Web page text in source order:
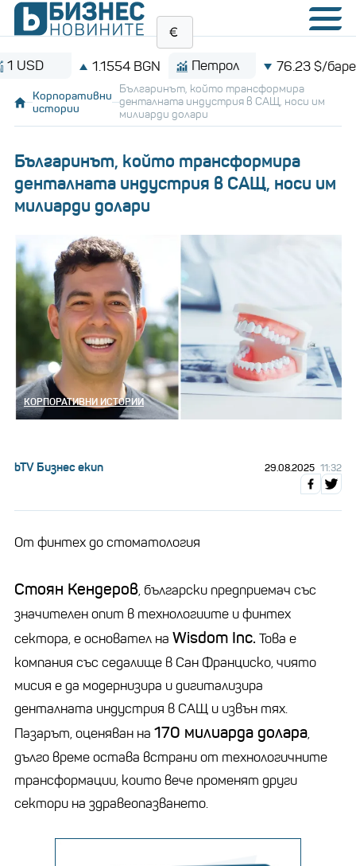
1.1554 BGN Петрол 76.23 $/барел
Корпоративни
истории
Българинът, който трансформира
денталната индустрия в САЩ, носи им
милиарди долари
Българинът, който трансформира
денталната индустрия в САЩ, носи им
милиарди долари
КОРПОРАТИВНИ ИСТОРИИ
bTV Бизнес екип 29.08.2025 11:32
От финтех до стоматология
Стоян Кендеров, български предприемач със
значителен опит в технологиите и финтех
сектора, е основател на Wisdom Inc. Това е
компания със седалище в Сан Франциско, чиято
мисия е да модернизира и дигитализира
денталната индустрия в САЩ и извън тях.
Пазарът, оценяван на 170 милиарда долара,
дълго време остава встрани от технологичните
трансформации, които вече променят други
сектори на здравеопазването.